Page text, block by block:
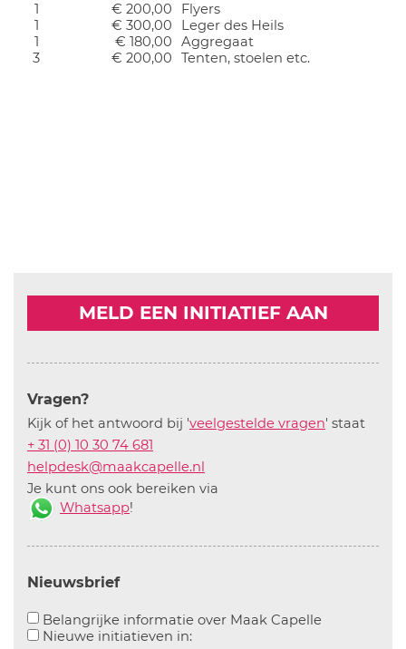
1
€ 200,00
Flyers
1
€ 300,00
Leger des Heils
1
€ 180,00
Aggregaat
3
€ 200,00 Tenten, stoelen etc.
MELD EEN INITIATIEF AAN
Vragen?
Kijk of het antwoord bij 'veelgestelde vragen' staat
+ 31 (0) 10 30 74 681
helpdesk@maakcapelle.nl
Je kunt ons ook bereiken via
Whatsapp!
Nieuwsbrief
Belangrijke informatie over Maak CapelleAanvinken
Nieuwe initiatieven in:Aanvinken om informatie over